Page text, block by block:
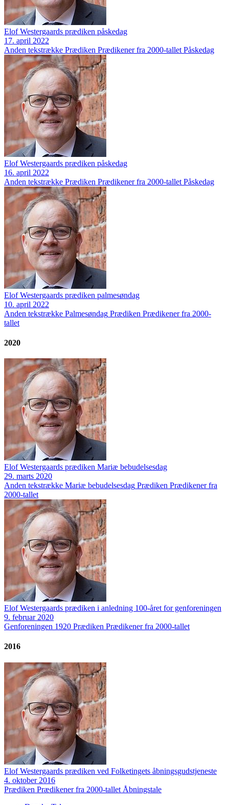
Elof Westergaards prædiken påskedag
17. april 2022
Anden tekstrække Prædiken Prædikener fra 2000-tallet Påskedag
Elof Westergaards prædiken påskedag
16. april 2022
Anden tekstrække Prædiken Prædikener fra 2000-tallet Påskedag
Elof Westergaards prædiken palmesøndag
10. april 2022
Anden tekstrække Palmesøndag Prædiken Prædikener fra 2000-
tallet
2020
Elof Westergaards prædiken Mariæ bebudelsesdag
29. marts 2020
Anden tekstrække Mariæ bebudelsesdag Prædiken Prædikener fra
2000-tallet
Elof Westergaards prædiken i anledning 100-året for genforeningen
9. februar 2020
Genforeningen 1920 Prædiken Prædikener fra 2000-tallet
2016
Elof Westergaards prædiken ved Folketingets åbningsgudstjeneste
4. oktober 2016
Prædiken Prædikener fra 2000-tallet Åbningstale